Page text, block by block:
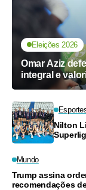
Eleições 2026
Omar Aziz
integral e
Nilton
Mundo
Trump assina
recomendações